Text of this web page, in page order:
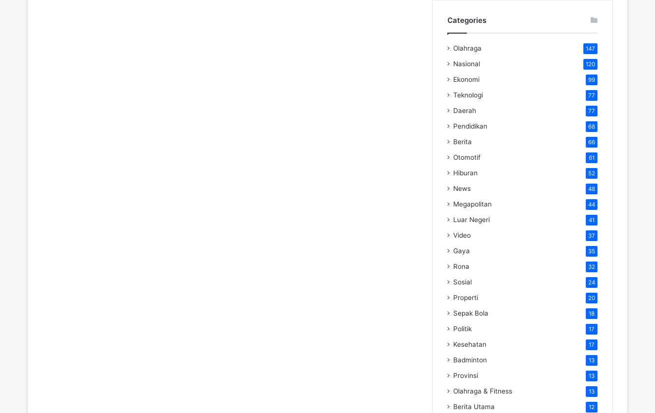
Categories
Olahraga 147
Nasional 120
Ekonomi 99
Teknologi 77
Daerah 77
Pendidikan 68
Berita 66
Otomotif 61
Hiburan 52
News 48
Megapolitan 44
Luar Negeri 41
Video 37
Gaya 35
Rona 32
Sosial 24
Properti 20
Sepak Bola 18
Politik 17
Kesehatan 17
Badminton 13
Provinsi 13
Olahraga & Fitness 13
Berita Utama 12